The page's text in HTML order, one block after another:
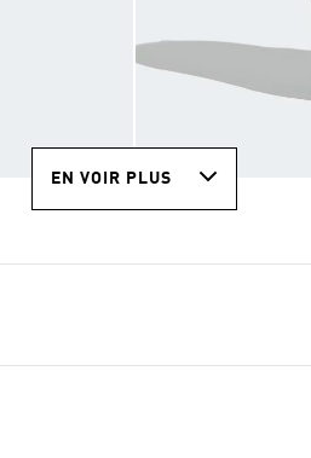
EN VOIR PLUS